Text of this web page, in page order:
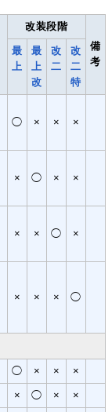
改装段階
備
考
最
上
最
上
改
改
二
改
二
特
◯ × × ×
× ◯ × ×
× × ◯ ×
× × × ◯
◯ × × ×
× ◯ × ×